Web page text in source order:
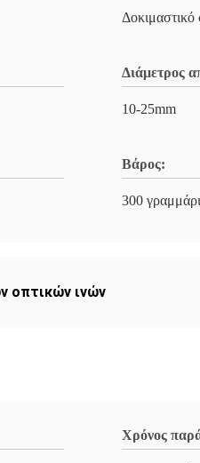
Διάμετρος
10-25mm
Βάρος:
300
οπτικών ινών
Χρόνος